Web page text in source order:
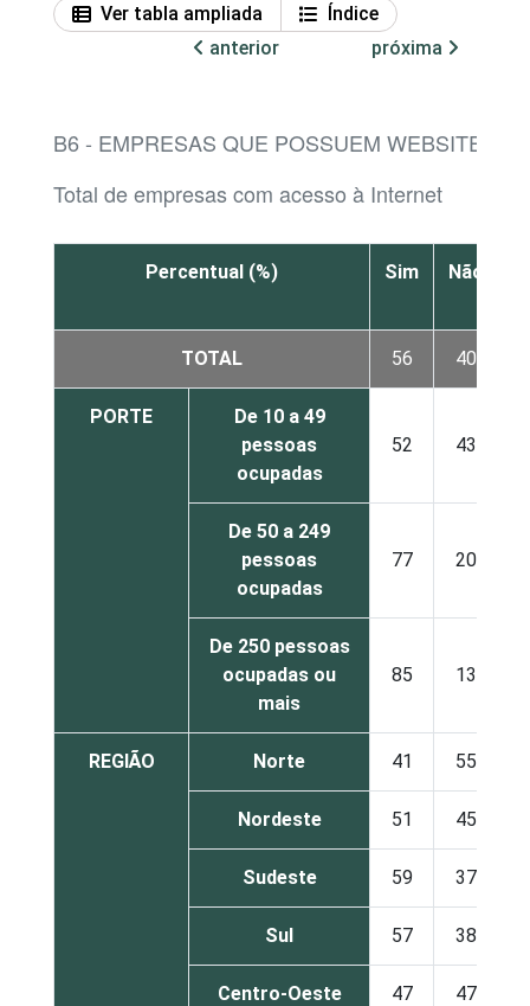
Ver tabla ampliada
Índice
anterior
próxima
B6 - EMPRESAS QUE POSSUEM WEBSITE
Total de empresas com acesso à Internet
Percentual (%) Sim Não
TOTAL 56 40
PORTE
De 10 a 49
pessoas
ocupadas
52 43
De 50 a 249
pessoas
ocupadas
77 20
De 250 pessoas
ocupadas ou
mais
85 13
REGIÃO Norte 41 55
Nordeste 51 45
Sudeste 59 37
Sul 57 38
Centro-Oeste 47 47